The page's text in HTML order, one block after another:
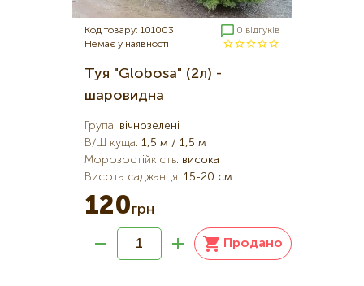
Код товару: 101003
0 відгуків
Немає у наявності
Туя "Globosa" (2л) -
шаровидна
Група: вічнозелені
В/Ш куща: 1,5 м / 1,5 м
Морозостійкість: висока
Висота саджанця: 15-20 см.
120грн
Продано